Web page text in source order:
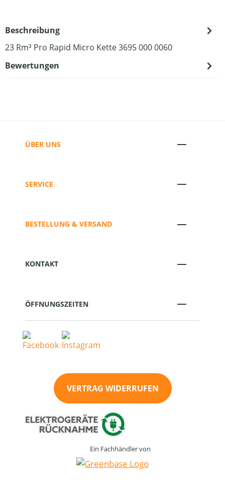
Beschreibung
23 Rm³ Pro Rapid Micro Kette 3695 000 0060
Bewertungen
ÜBER UNS
SERVICE
BESTELLUNG & VERSAND
KONTAKT
ÖFFNUNGSZEITEN
VERTRAG WIDERRUFEN
Ein Fachhändler von